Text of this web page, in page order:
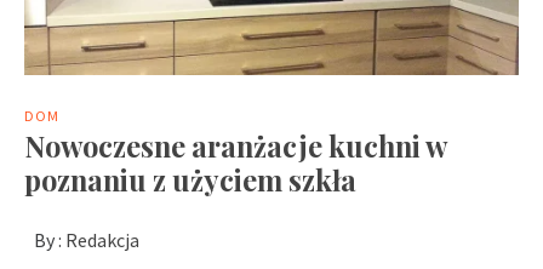
DOM
Nowoczesne aranżacje kuchni w
poznaniu z użyciem szkła
By : Redakcja